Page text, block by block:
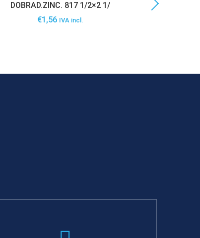
DOBRAD.ZINC. 817 1/2×2 1/
€1,56 IVA incl.